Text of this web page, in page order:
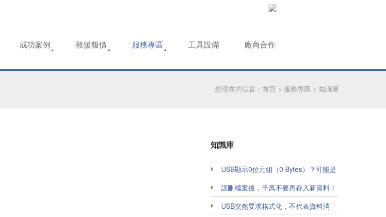
成功案例 救援報價 服務專區 工具設備 廠商合作
您现在的位置： 首頁 > 服務專區 > 知識庫
知識庫
USB顯示0位元組（0 Bytes）？可能是
控制晶片故障！
誤刪檔案後，千萬不要再存入新資料！
USB突然要求格式化，不代表資料消